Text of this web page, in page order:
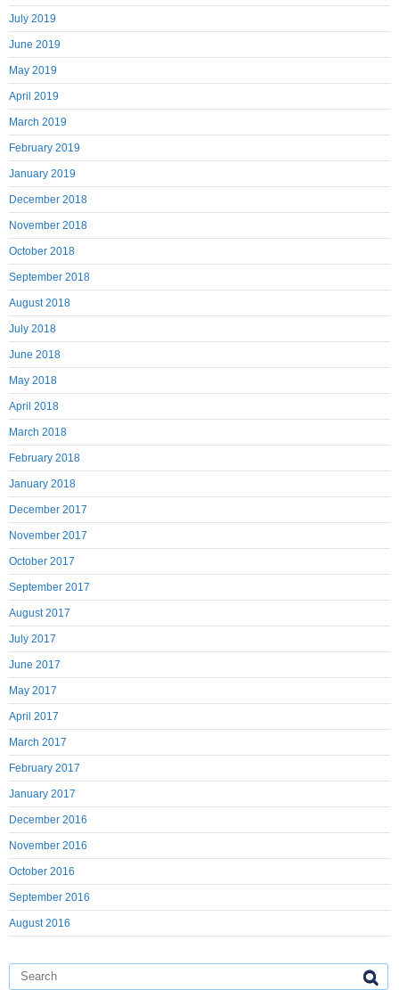
July 2019
June 2019
May 2019
April 2019
March 2019
February 2019
January 2019
December 2018
November 2018
October 2018
September 2018
August 2018
July 2018
June 2018
May 2018
April 2018
March 2018
February 2018
January 2018
December 2017
November 2017
October 2017
September 2017
August 2017
July 2017
June 2017
May 2017
April 2017
March 2017
February 2017
January 2017
December 2016
November 2016
October 2016
September 2016
August 2016